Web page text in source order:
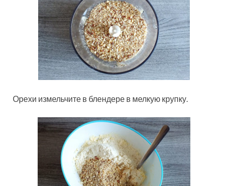
Орехи измельчите в блендере в мелкую крупку.